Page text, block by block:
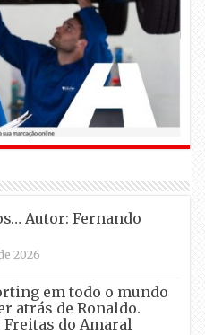
Autor: Fernando
2026
em todo o mundo
atrás de Ronaldo.
Freitas do Amaral